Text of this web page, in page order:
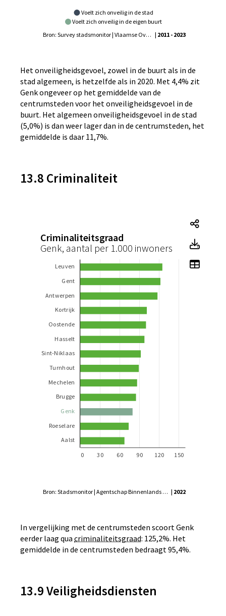
Voelt zich onveilig in de stad
Voelt zich onveilig in de eigen buurt
Bron: Survey stadsmonitor | Vlaamse Overheid - Agentschap Binnenlands Bestuur, Statistiek Vlaanderen | 2011 - 2023
Het onveiligheidsgevoel, zowel in de buurt als in de
stad algemeen, is hetzelfde als in 2020. Met 4,4% zit
Genk ongeveer op het gemiddelde van de
centrumsteden voor het onveiligheidsgevoel in de
buurt. Het algemeen onveiligheidsgevoel in de stad
(5,0%) is dan weer lager dan in de centrumsteden, het
gemiddelde is daar 11,7%.
13.8 Criminaliteit
Criminaliteitsgraad
Genk, aantal per 1.000 inwoners
Bron: Stadsmonitor | Agentschap Binnenlands Bestuur | 2022
Toon
In vergelijking met de centrumsteden scoort Genk
eerder laag qua criminaliteitsgraad: 125,2%. Het
gemiddelde in de centrumsteden bedraagt 95,4%.
13.9 Veiligheidsdiensten